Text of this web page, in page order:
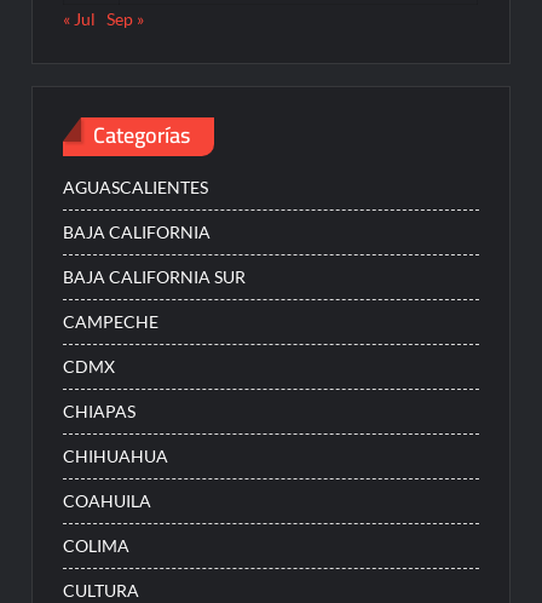
« Jul Sep »
Categorías
AGUASCALIENTES
BAJA CALIFORNIA
BAJA CALIFORNIA SUR
CAMPECHE
CDMX
CHIAPAS
CHIHUAHUA
COAHUILA
COLIMA
CULTURA